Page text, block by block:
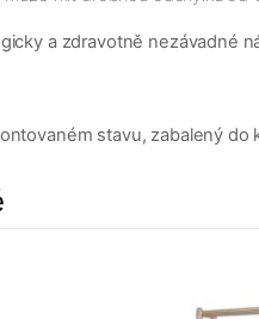
a zdravotně nezávadné
stavu, zabalený